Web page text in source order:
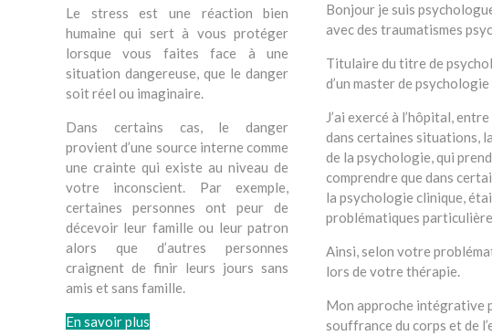
Bonjour je suis
avec des traumatismes
Titulaire du titre de
d’un master de
J’ai exercé à l’hôpital,
dans certaines situations,
de la psychologie, qui
comprendre que dans
la psychologie clinique,
problématiques
Ainsi, selon votre
lors de votre thérapie.
Mon approche intégrative
souffrance du corps et de
Le stress est une réaction bien
humaine qui sert à vous protéger
lorsque vous faites face à une
situation dangereuse, que le danger
soit réel ou imaginaire.
Dans certains cas, le danger
provient d’une source interne comme
une crainte qui existe au niveau de
votre inconscient. Par exemple,
certaines personnes ont peur de
décevoir leur famille ou leur patron
alors que d’autres personnes
craignent de finir leurs jours sans
amis et sans famille.
En savoir plus